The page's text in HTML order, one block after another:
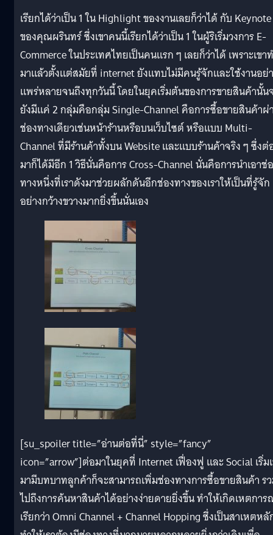
เรียกได้ว่าเป็น 1 ใน Highlight ของงานเลยก็ว่าได้ กับ Keynote
ของคุณผรินทร์ ซึ่งเขาคนนี้เรียกได้ว่าเป็น 1 ในผู้ริเริ่มวงการ E-
Commerce ในประเทศไทยเป็นคนแรก ๆ เลยก็ว่าได้ เพราะเขา
มาแล้วตั้งแต่สมัยที่ internet ยังแทบไม่มีคนรู้จักและใช้งานอย่
แพร่หลายจนถึงทุกวันนี้ โดยในยุคเริ่มต้นของการขายสินค้านั้น
ยังมีแค่ 2 กลุ่มคือกลุ่ม Single-Channel คือการซื้อขายสินค้าผ่
ช่องทางเดียวเช่นหน้าร้านหรือบนเว็บไซต์ หรือแบบ Multi-
Channel ที่มีร้านค้าทั้งบน Website และแบบร้านค้าจริง ๆ ซึ่งต่
มาก็ได้มีอีก 1 วิธีนั่นคือการ Cross-Channel นั่นคือการนำเอาช่
ทางหนึ่งที่เราดังมาช่วยผลักดันอีกช่องทางของเราให้เป็นที่รู้จัก
อย่างกว้างขวางมากยิ่งขึ้นนั่นเอง
[su_spoiler title=”อ่านต่อที่นี่” style=”fancy”
icon=”arrow”]ต่อมาในยุคที่ Internet เฟื่องฟู และ Social เริ่ม
มามีบทบาทลูกค้าก็จะสามารถเพิ่มช่องทางการซื้อขายสินค้า ร
ไปถึงการค้นหาสินค้าได้อย่างง่ายดายยิ่งขึ้น ทำให้เกิดเหตกา
เรียกว่า Omni Channel + Channel Hopping ซึ่งเป็นสาเหตห